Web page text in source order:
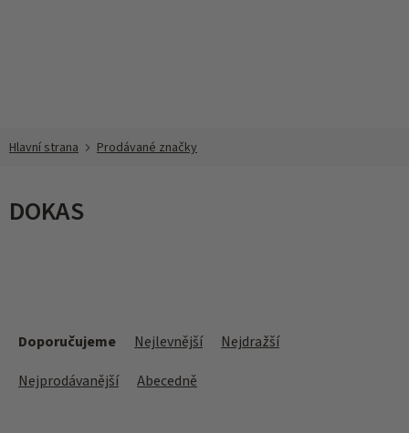
Prodávané značky
DOKAS
Doporučujeme Nejlevnější
Nejdražší
Nejprodávanější
Abecedně